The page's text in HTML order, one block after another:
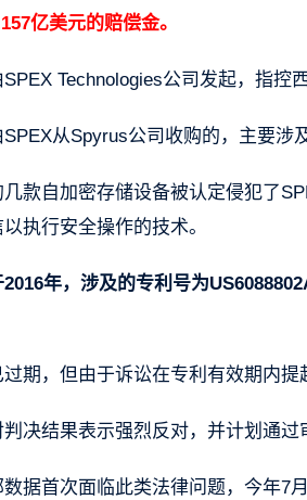
亿美元的赔偿金。
Technologies公司发起，指
从Spyrus公司收购的，主要涉
款自加密存储设备被认定侵犯了
执行安全操作的技术。
年，涉及的专利号为
期，但由于诉讼在专利有效期内
决结果表示强烈反对，并计划通
据首次面临此类法律问题，今年7